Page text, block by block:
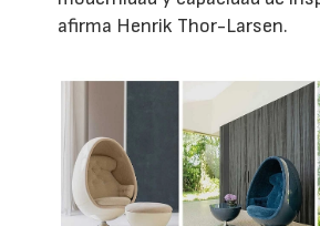
afirma Henrik Thor-Larsen.